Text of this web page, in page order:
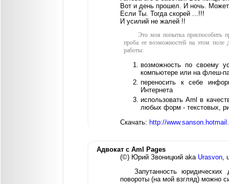
Вот и день прошел. И ночь.
Если Ты. Тогда скорей ...!!!
И усилий не жалей !!
Это моя попытка приспособить
проба ее возможностей на этом поле
работы:
возможность по своему
компьютере или на флеш-
переносить к себе
Интернета
использовать Aml в
любых форм - текстовых,
Скачать: http://
Адвокат с Aml Pages
(©) Юрий Звоницкий aka Urasvon ,
Запутанность
повороты (на мой взгляд) можно